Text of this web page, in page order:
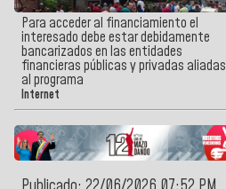
Para acceder al financiamiento el
interesado debe estar debidamente
bancarizados en las entidades
financieras públicas y privadas aliadas
al programa
Internet